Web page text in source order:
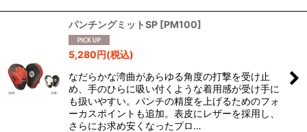
パンチングミットSP [PM100]
5,280円(税込)
なだらかな湾曲があらゆる角度の打撃を受け止
め、手のひらに吸い付くような着用感が受け手に
も扱いやすい。パンチの精度を上げるためのフォ
ーカスポイントも追加。表皮にレザーを採用し、
さらにお求め安くなったプロ…